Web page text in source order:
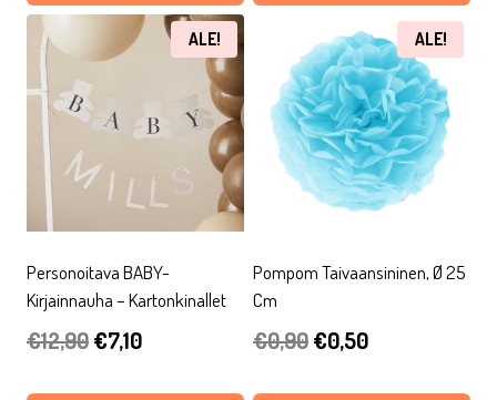
€7,90.€2,77.
€3,47.
ALE!
Personoitava BABY-
Kirjainnauha – Kartonkinallet
€12,90Alkuperäinen
€7,10Nykyinen
ALE!
Pompom Taivaansininen, Ø 25
Cm
€0,90Alkuperäinen
€0,50Nykyinen